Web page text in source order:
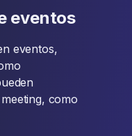
eventos
eventos,
como